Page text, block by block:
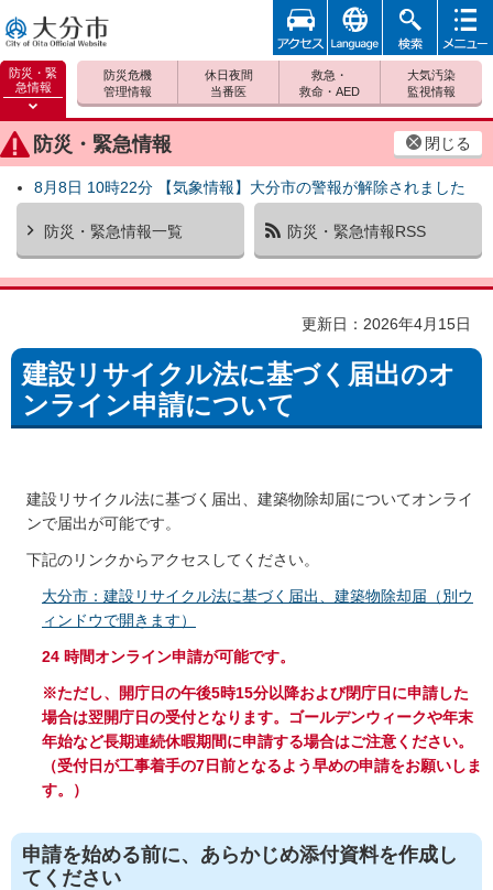
大分市
防災・緊
急情報
防災緊
急情報
を開く
防災・緊急情報 閉じる
8月8日 10時22分 【気象情報】大分市の警報が解除されました
防災・緊急情報一覧 防災・緊急情報RSS
防災危機
管理情報
休日夜間
当番医
救急・
救命・AED
大気汚染
監視情報
アクセ
ス
foreign 検索
メニュ
更新日：2026年4月15日
建設リサイクル法に基づく届出のオ
ンライン申請について
建設リサイクル法に基づく届出、建築物除却届についてオンライ
ンで届出が可能です。
下記のリンクからアクセスしてください。
大分市：建設リサイクル法に基づく届出、建築物除却届（別ウ
ィンドウで開きます）
24 時間オンライン申請が可能です。
※ただし、開庁日の午後5時15分以降および閉庁日に申請した
場合は翌開庁日の受付となります。ゴールデンウィークや年末
年始など長期連続休暇期間に申請する場合はご注意ください。
（受付日が工事着手の7日前となるよう早めの申請をお願いしま
す。）
申請を始める前に、あらかじめ添付資料を作成し
てください